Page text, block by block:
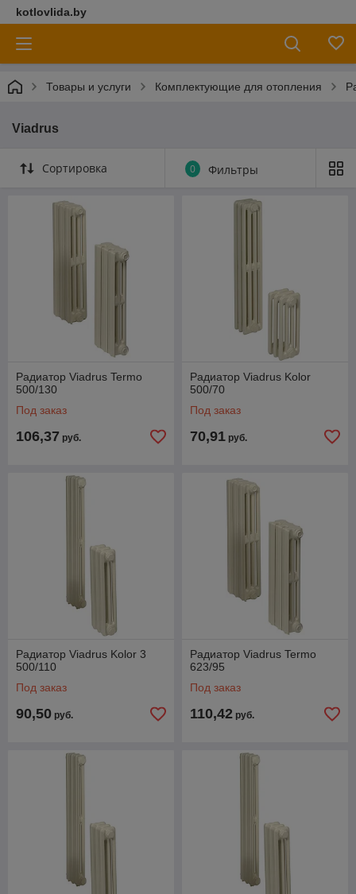
kotlovlida.by
Товары и услуги Комплектующие для отопления
Viadrus
Сортировка 0 Фильтры
Радиатор Viadrus Termo
500/130
Под заказ
106,37 руб.
Радиатор Viadrus Kolor
500/70
Под заказ
70,91 руб.
Радиатор Viadrus Kolor 3
500/110
Под заказ
90,50 руб.
Радиатор Viadrus Termo
623/95
Под заказ
110,42 руб.